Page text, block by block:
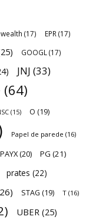
(17) EPR(17)
GOOGL(17)
JNJ (33)
(64)
(15) O (19)
Papel de parede (16)
PAYX(20) PG (21)
prates (22)
STAG (19) T (16)
UBER (25)